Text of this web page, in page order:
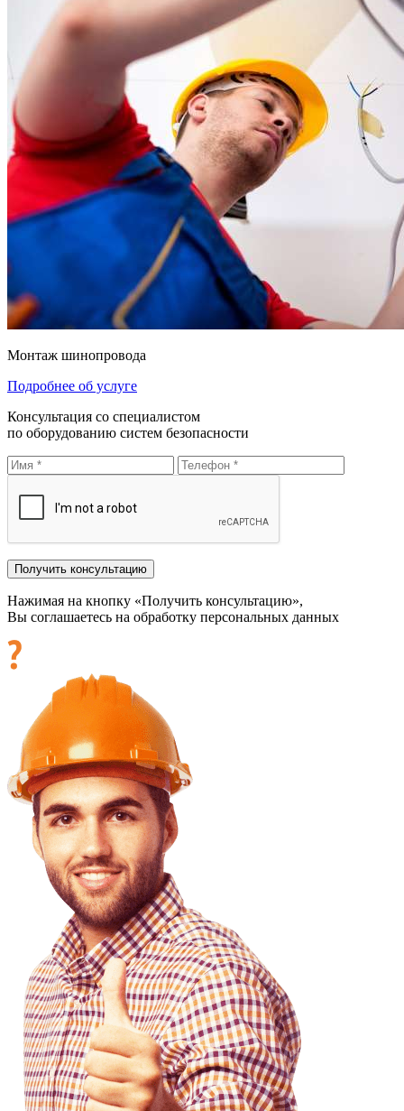
Монтаж шинопровода
Подробнее об услуге
Консультация со специалистом
по оборудованию систем безопасности
Нажимая на кнопку «Получить консультацию»,
Вы соглашаетесь на обработку персональных данных